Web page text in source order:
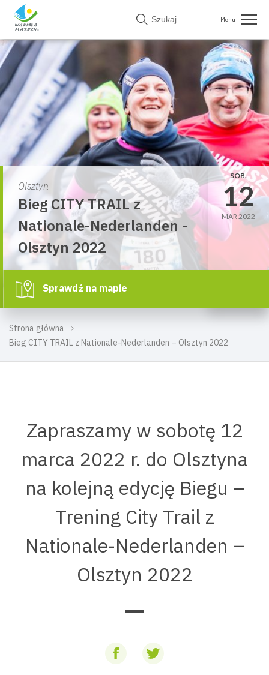
Skip
Strona główna
Bieg CITY TRAIL z Nationale-Nederlanden – Olsztyn 2022
Olsztyn
Bieg CITY TRAIL z
Nationale-Nederlanden -
Olsztyn 2022
SOB.
12
MAR 2022
Sprawdź na mapie
Zapraszamy w sobotę 12
marca 2022 r. do Olsztyna
na kolejną edycję Biegu –
Trening City Trail z
Nationale-Nederlanden –
Olsztyn 2022